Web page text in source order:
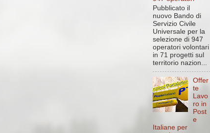
Pubblicato il
nuovo Bando di
Servizio Civile
Universale per la
selezione di 947
operatori volontari
in 71 progetti sul
territorio nazion...
Offer
te
Lavo
ro in
Post
e
Italiane per